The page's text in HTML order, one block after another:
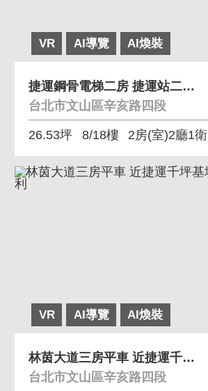
VR AI導覽 AI煥裝
捷運鋼骨電梯二房 捷運站二房，適合小資族或小家庭
台北市文山區辛亥路四段
26.53坪 8/18樓 2房(室)2廳1衛
VR AI導覽 AI煥裝
林茵大道三房平車 近捷運千坪基地 往返市中心便利
台北市文山區辛亥路四段